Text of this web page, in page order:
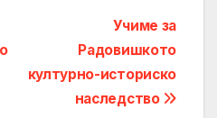
Учиме за
Радовишкото
културно-историско
наследство